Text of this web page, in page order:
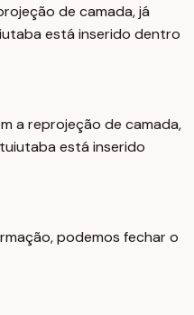
de camada, já
está inserido dentro
a reprojeção de camada,
está inserido
podemos fechar o